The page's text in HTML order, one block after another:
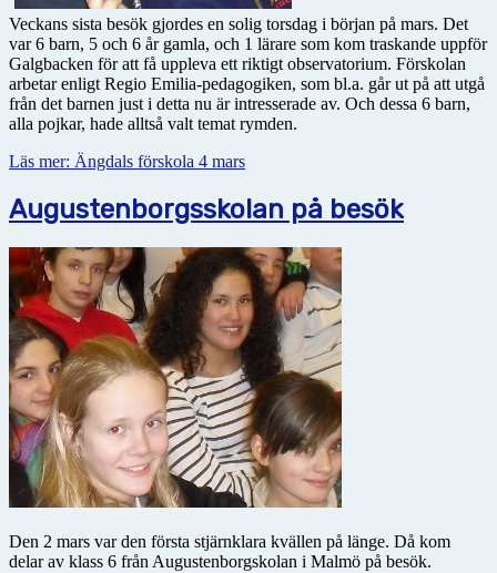
Veckans sista besök gjordes en solig torsdag i början på mars. Det
var 6 barn, 5 och 6 år gamla, och 1 lärare som kom traskande uppför
Galgbacken för att få uppleva ett riktigt observatorium. Förskolan
arbetar enligt Regio Emilia-pedagogiken, som bl.a. går ut på att utgå
från det barnen just i detta nu är intresserade av. Och dessa 6 barn,
alla pojkar, hade alltså valt temat rymden.
Läs mer: Ängdals förskola 4 mars
Augustenborgsskolan på besök
Den 2 mars var den första stjärnklara kvällen på länge. Då kom
delar av klass 6 från Augustenborgskolan i Malmö på besök.